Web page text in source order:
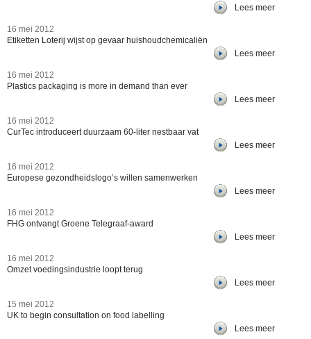
Lees meer
16 mei 2012
Etiketten Loterij wijst op gevaar huishoudchemicaliën
Lees meer
16 mei 2012
Plastics packaging is more in demand than ever
Lees meer
16 mei 2012
CurTec introduceert duurzaam 60-liter nestbaar vat
Lees meer
16 mei 2012
Europese gezondheidslogo’s willen samenwerken
Lees meer
16 mei 2012
FHG ontvangt Groene Telegraaf-award
Lees meer
16 mei 2012
Omzet voedingsindustrie loopt terug
Lees meer
15 mei 2012
UK to begin consultation on food labelling
Lees meer